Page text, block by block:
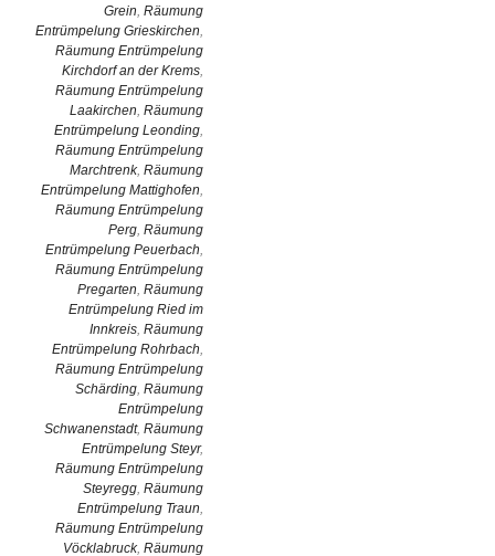
Grein, Räumung
Entrümpelung Grieskirchen,
Räumung Entrümpelung
Kirchdorf an der Krems,
Räumung Entrümpelung
Laakirchen, Räumung
Entrümpelung Leonding,
Räumung Entrümpelung
Marchtrenk, Räumung
Entrümpelung Mattighofen,
Räumung Entrümpelung
Perg, Räumung
Entrümpelung Peuerbach,
Räumung Entrümpelung
Pregarten, Räumung
Entrümpelung Ried im
Innkreis, Räumung
Entrümpelung Rohrbach,
Räumung Entrümpelung
Schärding, Räumung
Entrümpelung
Schwanenstadt, Räumung
Entrümpelung Steyr,
Räumung Entrümpelung
Steyregg, Räumung
Entrümpelung Traun,
Räumung Entrümpelung
Vöcklabruck, Räumung